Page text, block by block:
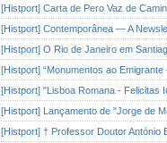
[Histport] Carta de Pero Vaz de
[Histport] Contemporânea — A
[Histport] O Rio de Janeiro em
[Histport] “Monumentos ao
[Histport] "Lisboa Romana - Felicitas
[Histport] Lançamento de "Jorge de
[Histport] † Professor Doutor António